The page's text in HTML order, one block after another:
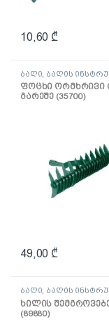
10,60 ₾
ბაღი ბაღის
ფოცხი ორმხრივი
გარეშე (35700)
49,00₾
ბაღი, ბაღის
ხილის
(89880)